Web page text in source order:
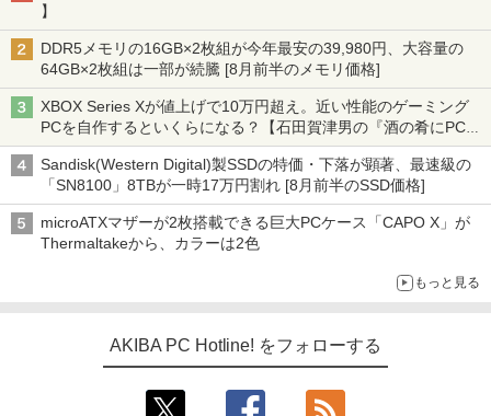
】
DDR5メモリの16GB×2枚組が今年最安の39,980円、大容量の
64GB×2枚組は一部が続騰 [8月前半のメモリ価格]
XBOX Series Xが値上げで10万円超え。近い性能のゲーミング
PCを自作するといくらになる？【石田賀津男の『酒の肴にPCゲ
ーム』】
Sandisk(Western Digital)製SSDの特価・下落が顕著、最速級の
「SN8100」8TBが一時17万円割れ [8月前半のSSD価格]
microATXマザーが2枚搭載できる巨大PCケース「CAPO X」が
Thermaltakeから、カラーは2色
もっと見る
AKIBA PC Hotline! をフォローする